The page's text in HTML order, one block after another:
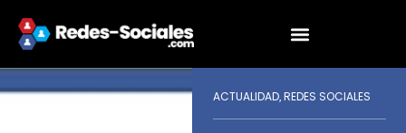
ACTUALIDAD, REDES SOCIALES